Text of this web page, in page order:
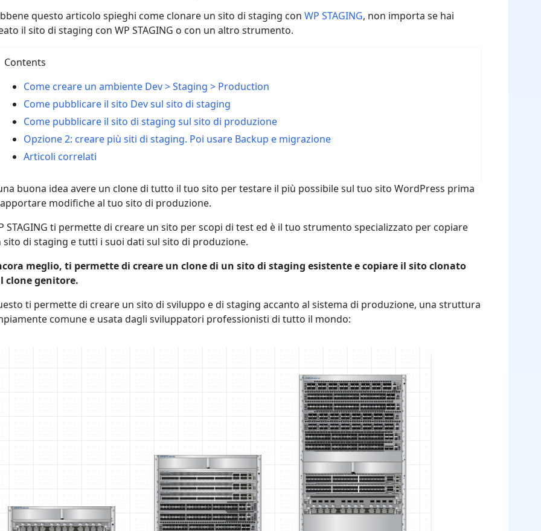
questo articolo spieghi come clonare un sito di staging conWP STAGING, non importa se hai
il sito di staging con WP STAGING o con un altro strumento.
Contents
Come creare un ambiente Dev > Staging > Production
Come pubblicare il sito Dev sul sito di staging
Come pubblicare il sito di staging sul sito di produzione
Opzione 2: creare più siti di staging. Poi usare Backup e migrazione
Articoli correlati
buona idea avere un clone di tutto il tuo sito per testare il più possibile sul tuo sito WordPress prima
modifiche al tuo sito di produzione.
STAGING ti permette di creare un sito per scopi di test ed è il tuo strumento specializzato per copiare
sito di staging e tutti i suoi dati sul sito di produzione.
meglio, ti permette di creare un clone di un sito di staging esistente e copiare il sito clonato
clone genitore.
ti permette di creare un sito di sviluppo e di staging accanto al sistema di produzione, una struttura
comune e usata dagli sviluppatori professionisti di tutto il mondo: